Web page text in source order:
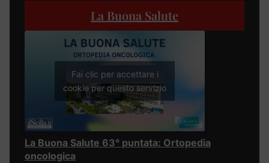
La Buona Salute
Fai clic per accettare i
cookie per questo servizio
La Buona Salute 63° puntata: Ortopedia
oncologica